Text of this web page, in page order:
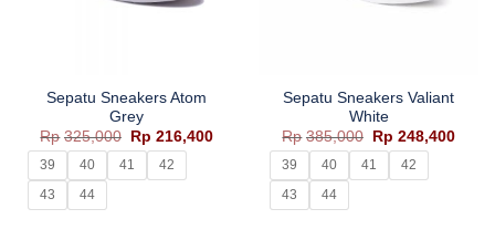
Sepatu Sneakers Atom
Grey
Rp 325,000
Harga
aslinya
adalah:
Rp325,000.
Rp 216,400Harga
Rp216,400.
39 40 41
42
43
44
Sepatu Sneakers Valiant
White
Rp 385,000
Harga
aslinya
adalah:
Rp385,000.
Rp 248,400
39 40 41
42
43
44